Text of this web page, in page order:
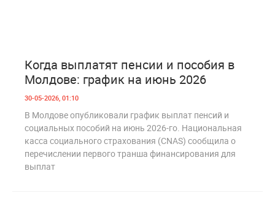
Когда выплатят пенсии и пособия в
Молдове: график на июнь 2026
30-05-2026, 01:10
В Молдове опубликовали график выплат пенсий и
социальных пособий на июнь 2026-го. Национальная
касса социального страхования (CNAS) сообщила о
перечислении первого транша финансирования для
выплат